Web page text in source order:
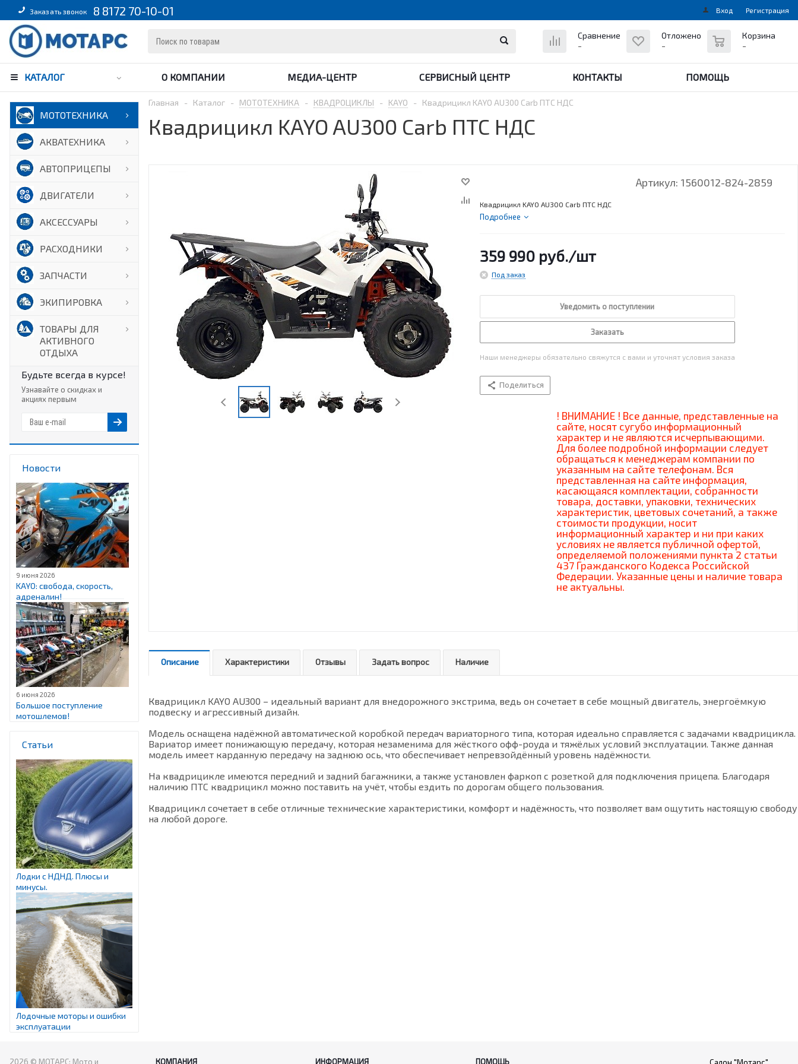
Заказать звонок 8 8172 70-10-01 Вход Регистрация
Сравнение
-
Отложено
-
Корзина
-
КАТАЛОГ О КОМПАНИИ МЕДИА-ЦЕНТР СЕРВИСНЫЙ ЦЕНТР КОНТАКТЫ ПОМОЩЬ
МОТОТЕХНИКА
АКВАТЕХНИКА
АВТОПРИЦЕПЫ
ДВИГАТЕЛИ
АКСЕССУАРЫ
РАСХОДНИКИ
ЗАПЧАСТИ
ЭКИПИРОВКА
ТОВАРЫ ДЛЯ
АКТИВНОГО
ОТДЫХА
Будьте всегда в курсе!
Узнавайте о скидках и
акциях первым
Новости
9 июня 2026
KAYO: свобода, скорость,
адреналин!
6 июня 2026
Большое поступление
мотошлемов!
Статьи
Лодки с НДНД. Плюсы и
минусы.
Лодочные моторы и ошибки
эксплуатации
Главная - Каталог - МОТОТЕХНИКА - КВАДРОЦИКЛЫ - KAYO - Квадрицикл KAYO AU300 Carb ПТС НДС
Квадрицикл KAYO AU300 Carb ПТС НДС
Артикул: 1560012-824-2859
Квадрицикл KAYO AU300 Carb ПТС НДС
Подробнее
359 990 руб./шт
Под заказ
Уведомить о поступлении
Заказать
Наши менеджеры обязательно свяжутся с вами и уточнят условия заказа
Поделиться
! ВНИМАНИЕ ! Все данные, представленные на
сайте, носят сугубо информационный
характер и не являются исчерпывающими.
Для более подробной информации следует
обращаться к менеджерам компании по
указанным на сайте телефонам. Вся
представленная на сайте информация,
касающаяся комплектации, собранности
товара, доставки, упаковки, технических
характеристик, цветовых сочетаний, а также
стоимости продукции, носит
информационный характер и ни при каких
условиях не является публичной офертой,
определяемой положениями пункта 2 статьи
437 Гражданского Кодекса Российской
Федерации. Указанные цены и наличие товара
не актуальны.
Описание Характеристики Отзывы Задать вопрос Наличие
Квадрицикл KAYO AU300 – идеальный вариант для внедорожного экстрима, ведь он сочетает в себе мощный двигатель, энергоёмкую
подвеску и агрессивный дизайн.
Модель оснащена надёжной автоматической коробкой передач вариаторного типа, которая идеально справляется с задачами квадрицикла.
Вариатор имеет понижающую передачу, которая незаменима для жёсткого офф-роуда и тяжёлых условий эксплуатации. Также данная
модель имеет карданную передачу на заднюю ось, что обеспечивает непревзойдённый уровень надёжности.
На квадрицикле имеются передний и задний багажники, а также установлен фаркоп с розеткой для подключения прицепа. Благодаря
наличию ПТС квадрицикл можно поставить на учёт, чтобы ездить по дорогам общего пользования.
Квадрицикл сочетает в себе отличные технические характеристики, комфорт и надёжность, что позволяет вам ощутить настоящую свободу
на любой дороге.
2026 © МОТАРС: Мото и КОМПАНИЯ ИНФОРМАЦИЯ ПОМОЩЬ